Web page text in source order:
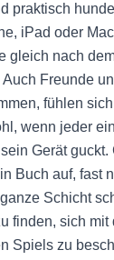
praktisch
iPad oder
gleich nach
Freunde
fühlen
wenn jeder
Gerät guckt.
Buch auf, fast
Schicht
finden, sich mit
Spiels zu